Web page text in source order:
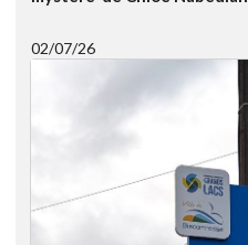
02/07/26